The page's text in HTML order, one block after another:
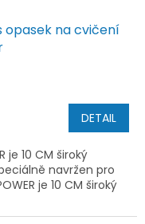
opasek na cvičení
DETAIL
je 10 CM široký
navržen pro
je 10 CM široký